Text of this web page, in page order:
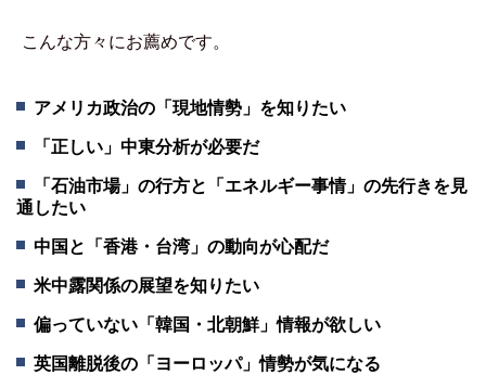
こんな方々にお薦めです。
アメリカ政治の「現地情勢」を知りたい
「正しい」中東分析が必要だ
「石油市場」の行方と「エネルギー事情」の先行きを見
通したい
中国と「香港・台湾」の動向が心配だ
米中露関係の展望を知りたい
偏っていない「韓国・北朝鮮」情報が欲しい
英国離脱後の「ヨーロッパ」情勢が気になる